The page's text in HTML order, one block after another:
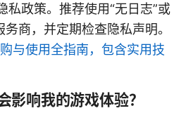
私政策。推荐使用“无日志”或
务商，并定期检查隐私声明。
与使用全指南，包含实用技
影响我的游戏体验？